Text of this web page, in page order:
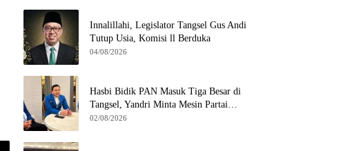
Innalillahi, Legislator Tangsel Gus Andi
Tutup Usia, Komisi ll Berduka
04/08/2026
Hasbi Bidik PAN Masuk Tiga Besar di
Tangsel, Yandri Minta Mesin Partai
Bergerak
02/08/2026